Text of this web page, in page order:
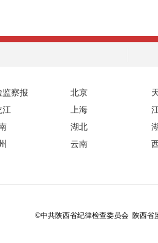
监察报 北京
江 上海
湖北
云南
©中共陕西省纪律检查委员会 陕西省